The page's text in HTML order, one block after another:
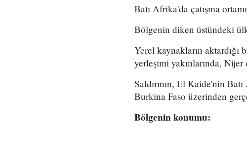
Batı Afrika'da çatışma
Bölgenin diken üstündeki
Yerel kaynakların
yerleşimi yakınlarında,
Saldırının, El Kaide'nin
Burkina Faso üzerinden
Bölgenin konumu: